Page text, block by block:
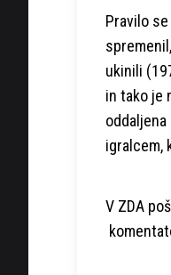
Pravilo
ukinili
in tako je
igralcem,
V ZDA